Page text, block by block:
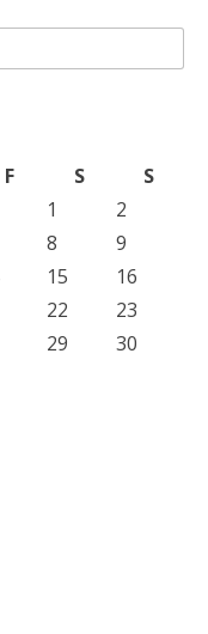
F S
S
1
2
8
9
15
16
22
23
29
30